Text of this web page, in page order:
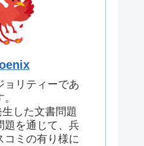
ョリティーであ
した文書問題
題を通じて、兵
コミの有り様に